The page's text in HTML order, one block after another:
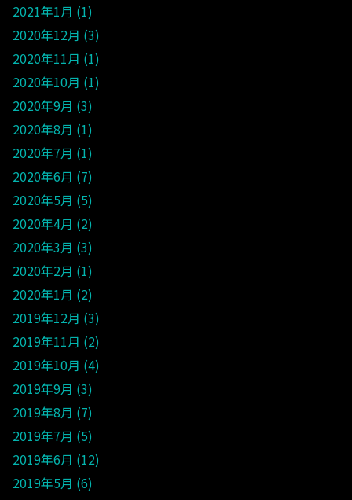
2021年1月 1
2020年12月 3
2020年11月 1
2020年10月 1
2020年9月 3
2020年8月 1
2020年7月 1
2020年6月 7
2020年5月 5
2020年4月 2
2020年3月 3
2020年2月 1
2020年1月 2
2019年12月 3
2019年11月 2
2019年10月 4
2019年9月 3
2019年8月 7
2019年7月 5
2019年6月 12
2019年5月 6